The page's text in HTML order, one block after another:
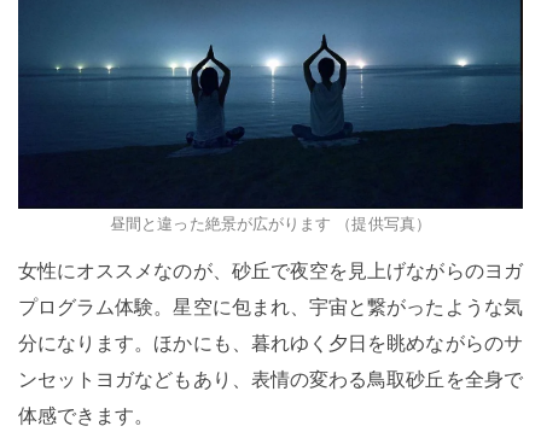
昼間と違った絶景が広がります （提供写真）
女性にオススメなのが、砂丘で夜空を見上げながらのヨガ
プログラム体験。星空に包まれ、宇宙と繋がったような気
分になります。ほかにも、暮れゆく夕日を眺めながらのサ
ンセットヨガなどもあり、表情の変わる鳥取砂丘を全身で
体感できます。